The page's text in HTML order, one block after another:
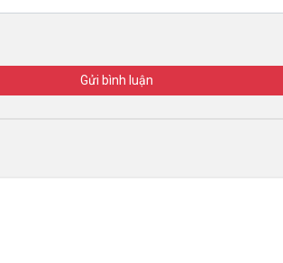
Gửi bình luận